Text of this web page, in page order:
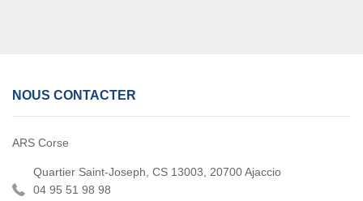
NOUS CONTACTER
ARS Corse
Quartier Saint-Joseph, CS 13003, 20700 Ajaccio
04 95 51 98 98